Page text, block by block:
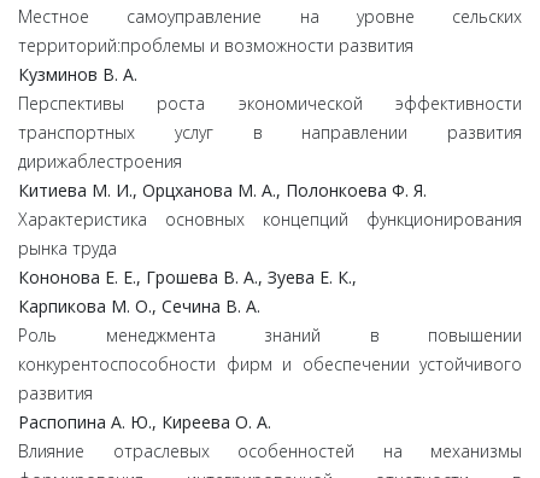
Местное самоуправление на уровне сельских
территорий:проблемы и возможности развития
Кузминов В. А.
Перспективы роста экономической эффективности
транспортных услуг в направлении развития
дирижаблестроения
Китиева М. И., Орцханова М. А., Полонкоева Ф. Я.
Характеристика основных концепций функционирования
рынка труда
Кононова Е. Е., Грошева В. А., Зуева Е. К.,
Карпикова М. О., Сечина В. А.
Роль менеджмента знаний в повышении
конкурентоспособности фирм и обеспечении устойчивого
развития
Распопина А. Ю., Киреева О. А.
Влияние отраслевых особенностей на механизмы